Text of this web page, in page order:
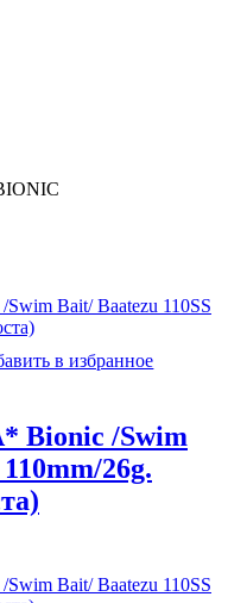
в избранное
Bionic /Swim
26g.